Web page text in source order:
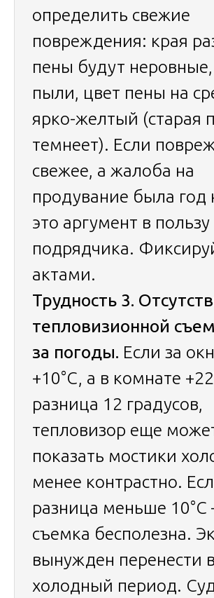
определить свежие
повреждения: края
пены будут
пыли, цвет пены на
ярко-желтый (старая
темнеет). Если
свежее, а жалоба на
продувание была
это аргумент в пользу
подрядчика.
актами.
Трудность 3.
тепловизионной
за погоды. Если за
+10°C, а в комнате
разница 12 градусов,
тепловизор еще
показать мостики
менее контрастно.
разница меньше
съемка бесполезна.
вынужден перенести
холодный период.